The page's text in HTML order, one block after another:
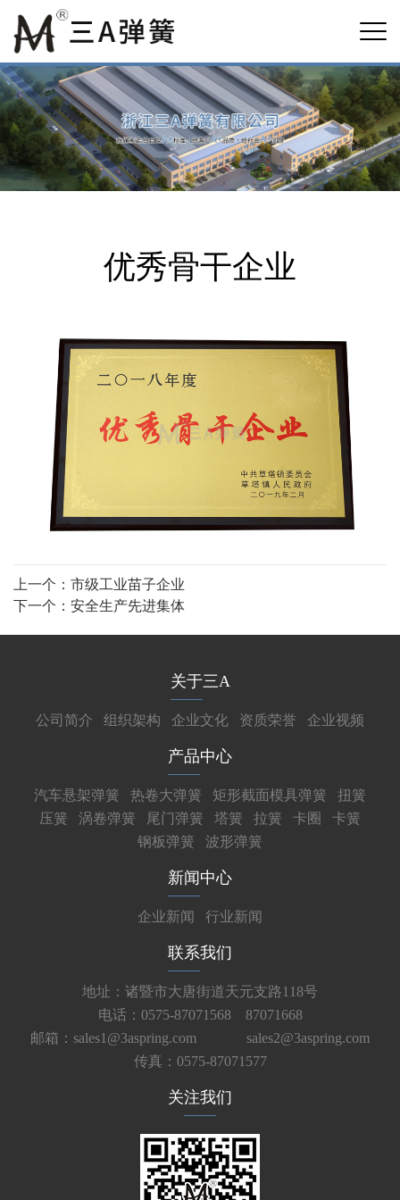
优秀骨干企业
上一个： 市级工业苗子企业
下一个： 安全生产先进集体
关于三A
公司简介 组织架构 企业文化 资质荣誉 企业视频
产品中心
汽车悬架弹簧 热卷大弹簧 矩形截面模具弹簧
扭簧
压簧
涡卷弹簧 尾门弹簧 塔簧 拉簧 卡圈
卡簧
钢板弹簧
波形弹簧
新闻中心
企业新闻 行业新闻
联系我们
地址：诸暨市大唐街道天元支路118号
电话：0575-87071568 87071668
邮箱：sales1@3aspring.com
sales2@3aspring.com
传真：0575-87071577
关注我们